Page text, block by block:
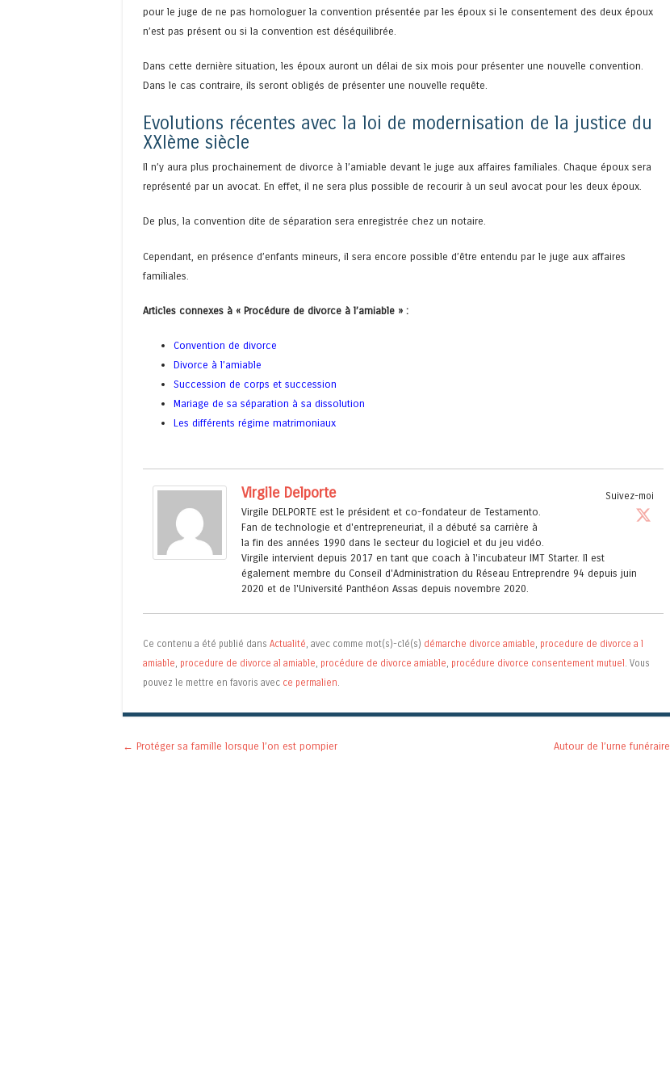
pour le juge de ne pas homologuer la convention présentée par les époux si le consentement des deux époux
n’est pas présent ou si la convention est déséquilibrée.
Dans cette dernière situation, les époux auront un délai de six mois pour présenter une nouvelle convention.
Dans le cas contraire, ils seront obligés de présenter une nouvelle requête.
Evolutions récentes avec la loi de modernisation de la justice du
XXIème siècle
Il n’y aura plus prochainement de divorce à l’amiable devant le juge aux affaires familiales. Chaque époux sera
représenté par un avocat. En effet, il ne sera plus possible de recourir à un seul avocat pour les deux époux.
De plus, la convention dite de séparation sera enregistrée chez un notaire.
Cependant, en présence d’enfants mineurs, il sera encore possible d’être entendu par le juge aux affaires
familiales.
Articles connexes à « Procédure de divorce à l’amiable » :
Convention de divorce
Divorce à l’amiable
Succession de corps et succession
Mariage de sa séparation à sa dissolution
Les différents régime matrimoniaux
Suivez-moi
Virgile Delporte
Virgile DELPORTE est le président et co-fondateur de Testamento.
Fan de technologie et d'entrepreneuriat, il a débuté sa carrière à
la fin des années 1990 dans le secteur du logiciel et du jeu vidéo.
Virgile intervient depuis 2017 en tant que coach à l'incubateur IMT Starter. Il est
également membre du Conseil d'Administration du Réseau Entreprendre 94 depuis juin
2020 et de l'Université Panthéon Assas depuis novembre 2020.
Ce contenu a été publié dans Actualité, avec comme mot(s)-clé(s) démarche divorce amiable, procedure de divorce a l
amiable, procedure de divorce al amiable, procédure de divorce amiable, procédure divorce consentement mutuel . Vous
pouvez le mettre en favoris avec ce permalien.
Navigation des articles
← Protéger sa famille lorsque l’on est pompier Autour de l’urne funéraire